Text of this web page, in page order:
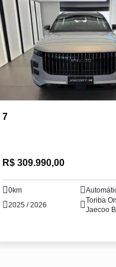
7
R$ 309.990,00
0km
2025 / 2026
Toriba
Jaecoo